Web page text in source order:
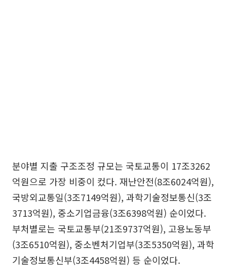
분야별 지출 구조조정 규모는 국토교통이 17조3262
억원으로 가장 비중이 컸다. 재난안전(8조6024억원),
국방외교통일(3조7149억원), 과학기술정보통신(3조
3713억원), 중소기업금융(3조6398억원) 순이었다.
부처별로는 국토교통부(21조9737억원), 고용노동부
(3조6510억원), 중소벤처기업부(3조5350억원), 과학
기술정보통신부(3조4458억원) 등 순이었다.